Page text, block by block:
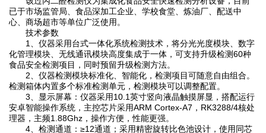
已于市场监管局、食品深加工企业、学校食堂、炼油厂、配送中
心、商场超市等单位广泛使用。
技术参数
1、仪器采用台式一体化系统检测技术，将分光光度模块、数字
化管理模块、无线通讯模块高度集成于一体，可支持升级检测60种
食品安全检测项目，同时预留升级检测方法。
2、仪器检测模块标准化、智能化，检测项目可随意自由组合。
检测箱体内置多个标准检测单元，检测模块可以调整配置。
3、显示屏幕：仪器采用10.1英寸竖向液晶触摸屏显，搭配运行
安卓智能操作系统，主控芯片采用ARM Cortex-A7，RK3288/4核处
理器，主频1.88Ghz，操作方便，性能更强。
4、检测通道：≥12通道；采用精密旋转比色池设计，使用同芯